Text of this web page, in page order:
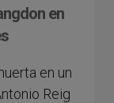
en
en un
Reig